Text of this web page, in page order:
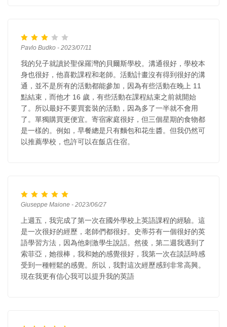
Pavlo Budko - 2023/07/11
我的兒子就讀於聖保羅灣的貝爾斯學校。溝通很好，學校本
身也很好，他喜歡課程和老師。活動計畫沒有得到很好的溝
通，並不是所有的活動都能參加，因為有些活動在晚上 11
點結束，而他才 16 歲，有些活動在課程結束之前就開始
了。所以最好不要買套裝的活動，因為多了一半就不會用
了。單獨購買更便宜。寄宿家庭很好，但三個星期的食物都
是一樣的。例如，早餐總是只有麵包和花生醬。但我仍然可
以推薦學校，也許可以在飯店住宿。
Giuseppe Maione - 2023/06/27
上週五，我完成了第一次在國外學校上英語課程的經驗。這
是一次很好的經歷，老師們都很好。史蒂芬有一個很好的英
語學習方法，因為他刺激學生說話。然後，第二週我遇到了
索菲亞，她很棒，我和她的感覺很好，我第一次在談話時感
受到一種輕鬆的感覺。所以，我對這次經歷感到非常高興。
現在我更有信心我可以提升我的英語